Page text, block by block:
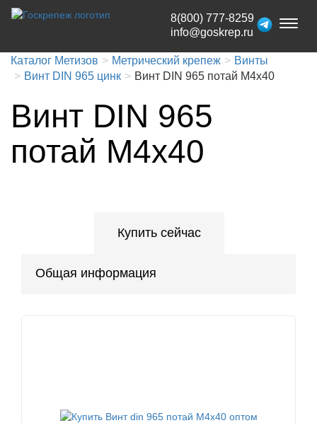
Toggle
8(800) 777-8259
info@goskrep.ru
Каталог Метизов Метрический крепеж
Винты
Винт DIN 965 цинк
Винт DIN 965 потай М4х40
Винт DIN 965
потай М4х40
Купить сейчас
Общая информация